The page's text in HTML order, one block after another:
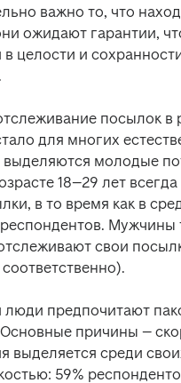
важно то, что
ожидают гарантии,
целости и
посылок в
для многих
молодые
18–29 лет
в то время как в
Мужчины
свои
соответственно).
люди предпочитают
причины –
выделяется среди
59%